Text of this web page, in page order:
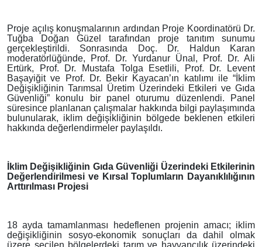
Proje açılış konuşmalarının ardından Proje Koordinatörü Dr.
Tuğba Doğan Güzel tarafından proje tanıtım sunumu
gerçekleştirildi. Sonrasında Doç. Dr. Haldun Karan
moderatörlüğünde, Prof. Dr. Yurdanur Ünal, Prof. Dr. Ali
Ertürk, Prof. Dr. Mustafa Tolga Esetlili, Prof. Dr. Levent
Başayiğit ve Prof. Dr. Bekir Kayacan’ın katılımı ile “İklim
Değişikliğinin Tarımsal Üretim Üzerindeki Etkileri ve Gıda
Güvenliği” konulu bir panel oturumu düzenlendi. Panel
süresince planlanan çalışmalar hakkında bilgi paylaşımında
bulunularak, iklim değişikliğinin bölgede beklenen etkileri
hakkında değerlendirmeler paylaşıldı.
İklim Değişikliğinin Gıda Güvenliği Üzerindeki Etkilerinin
Değerlendirilmesi ve Kırsal Toplumların Dayanıklılığının
Arttırılması Projesi
18 ayda tamamlanması hedeflenen projenin amacı; iklim
değişikliğinin sosyo-ekonomik sonuçları da dahil olmak
üzere seçilen bölgelerdeki tarım ve hayvancılık üzerindeki